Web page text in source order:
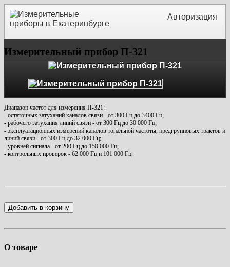
Авторизация
Измерительный прибор П-321
Диапазон частот для измерения П-321:
- остаточных затуханий каналов связи - от 300 Гц до 3400 Гц;
- рабочего затухания линий связи - от 300 Гц до 30 000 Гц;
- эксплуатационных измерений каналов тональной частоты, предгрупповых трактов и
линий связи - от 300 Гц до 32 000 Гц;
- уровней сигнала - от 200 Гц до 150 000 Гц;
- контрольных проверок - 62 000 Гц и 101 000 Гц.
Добавить в корзину
О товаре